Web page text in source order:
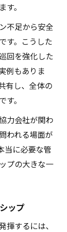
。
不足から安全
す。こうした
回を強化した
例もありま
有し、全体の
。
力会社が関わ
われる場面が
当に必要な管
プの大きな一
ップ
するには、